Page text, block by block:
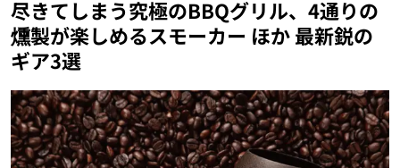
尽きてしまう究極のBBQグリル、4通りの
燻製が楽しめるスモーカー ほか 最新鋭の
ギア3選